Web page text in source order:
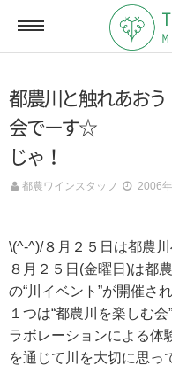
ONLINE SHOP
オン
ACCESSMAP
CONTACT
都農川と触れあお
会でーす☆ 楽
じゃ！
都農ワインスタッフ 2006
\(^-^)/８月２５日は都農
８月２５日(金曜日)は都
の“川イベント”が開催され
１つは“都農川を楽しむ
ラボレーションによる体
を通じて川を大切に思っ